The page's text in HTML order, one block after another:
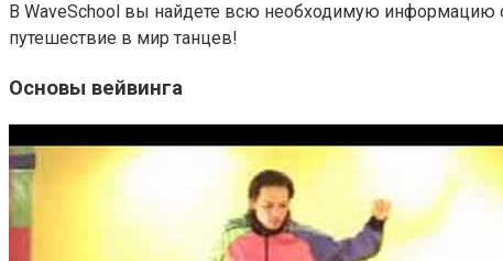
B WaveSchool вы найдете всю необходимую информацию
путешествие в мир танцев!
Основы вейвинга